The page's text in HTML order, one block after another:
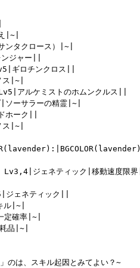
|~|
タクロース）|~|
ジャー||
ギロチンクロス||
ス|~|
アルケミストのホムンクルス||
ーサラーの精霊|~|
ホーク||
ス|~|
ジェネティック|移動速度限界|
ェネティック||
ル|~|
定確率|~|
品|~|
のは、スキル起因とみてよい？~